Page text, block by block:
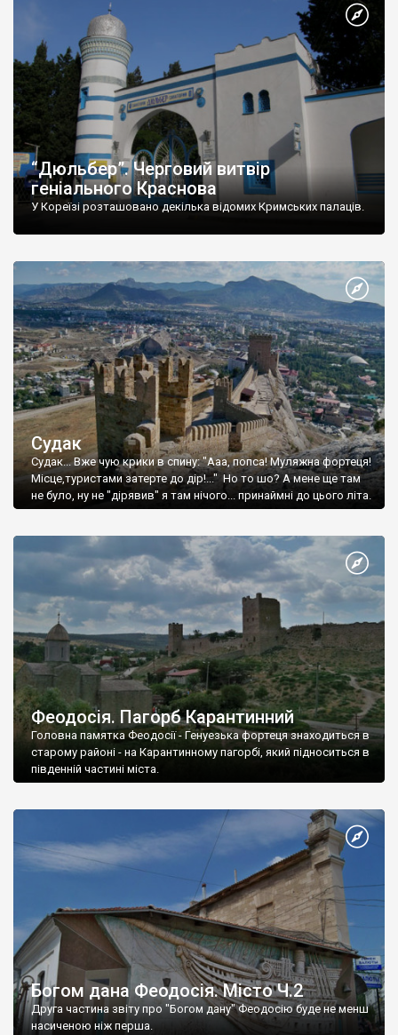
“Дюльбер”. Черговий витвір
геніального Краснова
У Кореїзі розташовано декілька відомих Кримських палаців.
Судак
Судак... Вже чую крики в спину: "Ааа, попса! Муляжна фортеця!
Місце,туристами затерте до дір!..." Но то шо? А мене ще там
не було, ну не "дірявив" я там нічого... принаймні до цього літа.
Феодосія. Пагорб Карантинний
Головна памятка Феодосії - Генуезька фортеця знаходиться в
старому районі - на Карантинному пагорбі, який підноситься в
південній частині міста.
Богом дана Феодосія. Місто Ч.2
Друга частина звіту про "Богом дану" Феодосію буде не менш
насиченою ніж перша.